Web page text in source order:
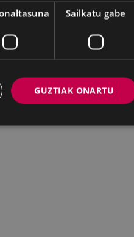
Sailkatu gabe
GUZTIAK ONARTU